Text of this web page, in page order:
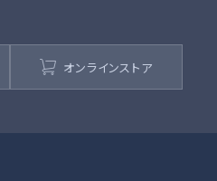
オンラインストア